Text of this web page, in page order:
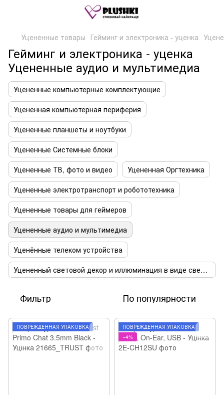
Уцененные товары Гейминг и электроника - уценка
Гейминг и электроника - уценка
Уцененные аудио и мультимедиа
Уцененные компьютерные комплектующие
Уцененная компьютерная периферия
Уцененные планшеты и ноутбуки
Уцененные Системные блоки
Уцененные ТВ, фото и видео
Уцененная Оргтехника
Уцененные электротранспорт и робототехника
Уцененные товары для геймеров
Уцененные аудио и мультимедиа
Уценённые телеком устройства
Уцененный световой декор и иллюминация в виде светового декора
Фильтр По популярности
ПОВРЕЖДЁННАЯ УПАКОВКА
ПОВРЕЖДЁННАЯ УПАКОВКА
−4%